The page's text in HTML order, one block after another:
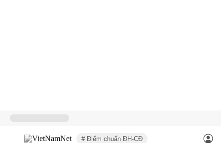
# Điểm chuẩn ĐH-CĐ